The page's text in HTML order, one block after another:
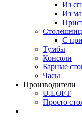
Из
Из
С
Тумбы
Консоли
Барные
Часы
Производители
U.LOFT
Просто